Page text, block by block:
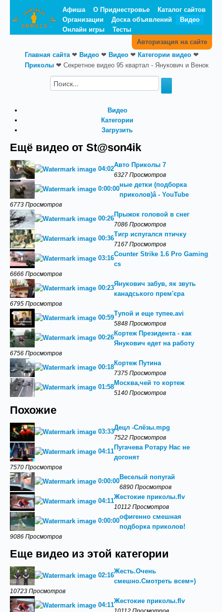
Афиша О Приднестровье
Каталог сайтов
Организации
Доска объявлений
Видео
Онлайн игры
Тесты
Авторизация на сайте
Главная сайта❤ Видео ❤ Видео ❤ Категории видео ❤
Приколы ❤ Секретное видео 95 квартал - Янукович и Венок
Видео
Категории
Загрузить
Ещё видео от St@son4ik
04:02
Авто Приколы 7
6327 Просмотров
0:00:00
ные детки (подборка
приколов)‬â - YouTube
6773 Просмотров
00:26
Прыжок головой в снег
7086 Просмотров
00:36
Тигр испугался птичку
7167 Просмотров
03:16
Counter Strike 1.6 Pro Gaming
cs
6666 Просмотров
00:23
Янукович забув, як звуть
канадського прем'єра
6795 Просмотров
00:59
Тупой и еще тупее.avi
5848 Просмотров
00:26
Кортеж Президента - как
Янукович едет на работу
6756 Просмотров
00:18
Кортеж Путина
7375 Просмотров
01:58
Москва,чей то кортеж
5140 Просмотров
Похожие
03:33
Децл -Слёзы.mpg
7522 Просмотров
04:11
Пугачева Ротару Нас не
догонят
7570 Просмотров
0:00:00
Веселый попугай
6890 Просмотров
04:11
Жестокие приколы.flv
10112 Просмотров
0:00:00
офигенно смешная
подборка приколов!
9086 Просмотров
Еще видео из этой категории
02:16
Жесть.Очень
смешно.Смотреть всем=)
10723 Просмотров
04:11
Жестокие приколы.flv